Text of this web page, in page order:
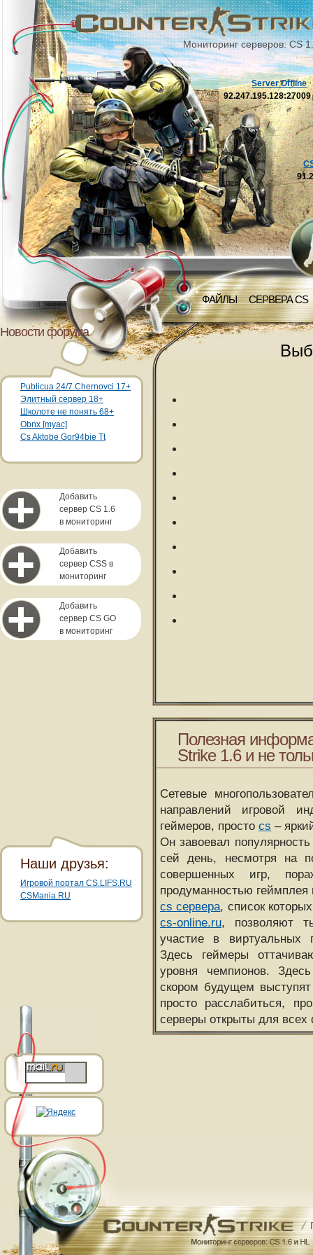
Мониторинг серверов: CS
ФАЙЛЫ СЕРВЕРА CS
Server Offline
92.247.195.128:27009
Новости форума
Publicua 24/7 Chernovci 17+
Элитный сервер 18+
Школоте не понять 68+
Obnx [myac]
Cs Aktobe Gor94bie Tt
Добавить
сервер CS 1.6
в мониторинг
Добавить
сервер CSS в
мониторинг
Добавить
сервер CS GO
в мониторинг
Полезная
Strike 1.6 и не
Сетевые
направлений игровой
геймеров, простоcs –
Он завоевал
сей день, несмотря на
совершенных игр,
продуманностью
cs сервера, список
cs-online.ru, позволяют
участие в виртуальных
Здесь геймеры
уровня чемпионов.
скором будущем
просто расслабиться,
серверы открыты для всех
Наши друзья:
Игровой портал CS.LIFS.RU
CSMania.RU